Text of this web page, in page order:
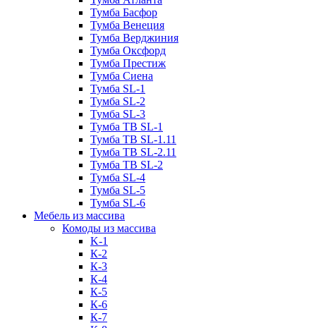
Тумба Басфор
Тумба Венеция
Тумба Верджиния
Тумба Оксфорд
Тумба Престиж
Тумба Сиена
Тумба SL-1
Тумба SL-2
Тумба SL-3
Тумба ТВ SL-1
Тумба ТВ SL-1.11
Тумба ТВ SL-2.11
Тумба ТВ SL-2
Тумба SL-4
Тумба SL-5
Тумба SL-6
Мебель из массива
Комоды из массива
K-1
К-2
К-3
К-4
К-5
К-6
К-7